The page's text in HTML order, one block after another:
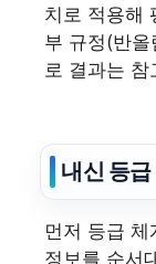
치로 적용해
부 규정(반
로 결과는 참
내신 등
먼저 등급
정보를 순서